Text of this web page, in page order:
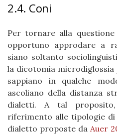
2.4. Coni
Per tornare alla
opportuno approdare a
siano soltanto
la dicotomia
sappiano in qualche
ascoliano della distanza
dialetti. A tal
riferimento alle tipologie
dialetto proposte da Auer